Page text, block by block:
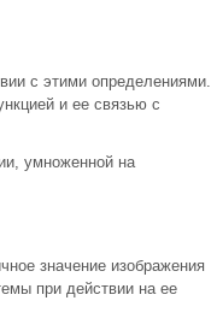
с этими определениями.
и ее связью с
умноженной на
значение изображения
при действии на ее